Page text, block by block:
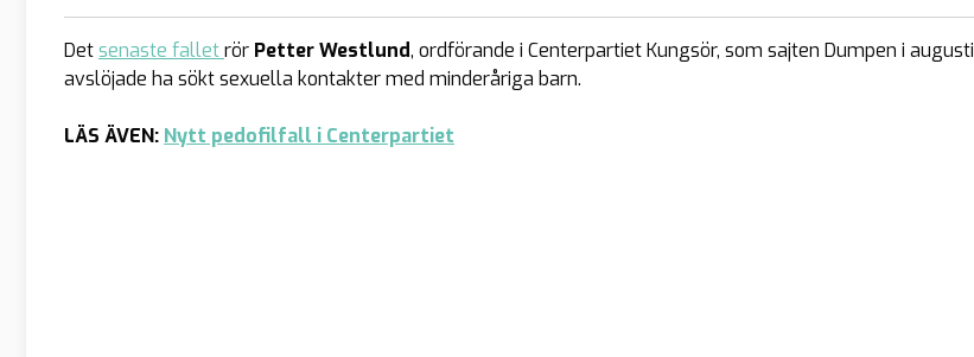
Detsenaste falletrör Petter Westlund, ordförande i Centerpartiet Kungsör, som sajten Dumpen i augusti
avslöjade ha sökt sexuella kontakter med minderåriga barn.
LÄS ÄVEN: Nytt pedofilfall i Centerpartiet